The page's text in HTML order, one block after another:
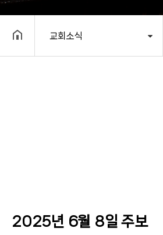
교회소식
2025년 6월 8일 주보